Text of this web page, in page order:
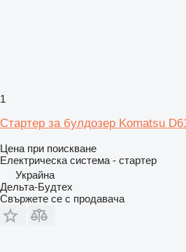
1
Стартер за булдозер Komatsu
Цена при поискване
Електрическа система - стартер
Украйна
Дельта-Будтех
Свържете се с продавача